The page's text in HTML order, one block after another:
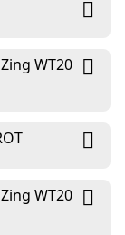
WT20
WT20